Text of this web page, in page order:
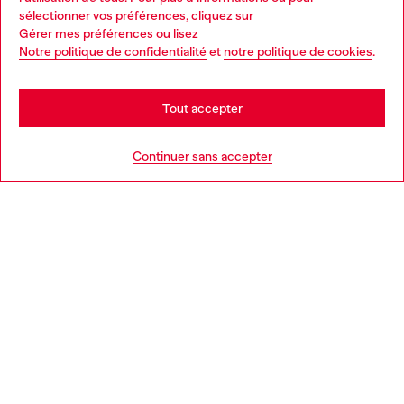
sélectionner vos préférences, cliquez sur
Gérer mes préférences ou lisez
Notre politique de confidentialitéet notre politique de cookies.
Continuer sans accepter
Tout accepter
En savoir plus
Choose your location
You are currently browsing Belgique website, but it seems you
may be based in United States